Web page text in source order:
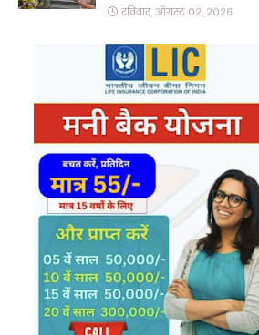
रविवार, ऑगस्ट ०२, २०२६